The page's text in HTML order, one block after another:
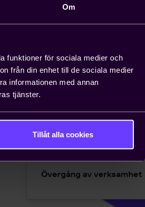
Om
funktioner för sociala medier och
från din enhet till de sociala medier
informationen med annan
tjänster.
Tillåt alla cookies
Uthyrningslagen
Pension och försäkring
Sjukskrivning och
Totalförsvar och
Övergång av verksamhet